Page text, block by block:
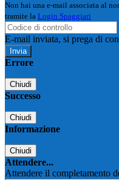
Non hai una e-mail associata al
tramite la Login Spaggiari
E-mail inviata, si prega di
Errore
Chiudi
Successo
Chiudi
Informazione
Chiudi
Attendere...
Attendere il completamento